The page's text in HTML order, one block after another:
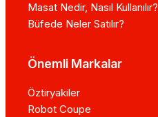
Masat Nedir, Nasıl Kullanılır?
Büfede Neler Satılır?
Önemli Markalar
Öztiryakiler
Robot Coupe